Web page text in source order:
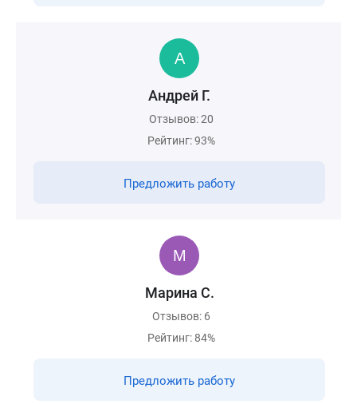
Андрей Г.
Отзывов: 20
Рейтинг: 93%
Предложить работу
Марина С.
Отзывов: 6
Рейтинг: 84%
Предложить работу